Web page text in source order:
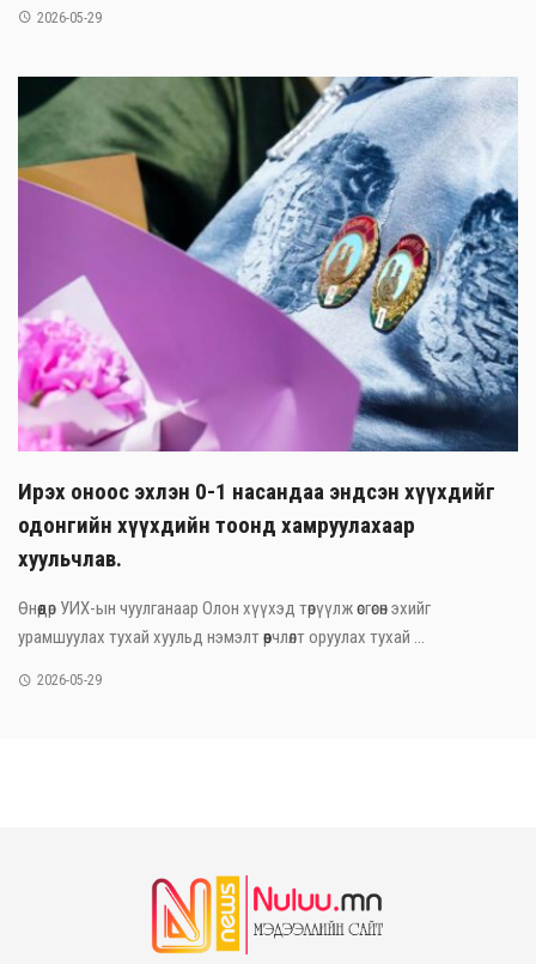
2026-05-29
Ирэх оноос эхлэн 0-1 насандаа эндсэн хүүхдийг
одонгийн хүүхдийн тоонд хамруулахаар
хуульчлав.
Өнөөдөр УИХ-ын чуулганаар Олон хүүхэд төрүүлж өсгөсөн эхийг
урамшуулах тухай хуульд нэмэлт өөрчлөлт оруулах тухай ...
2026-05-29